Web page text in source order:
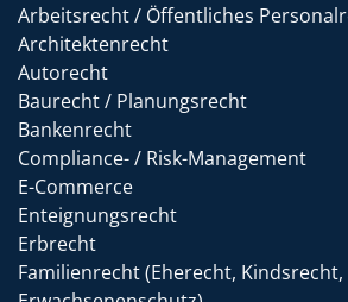
Arbeitsrecht / Öffentliches
Architektenrecht
Autorecht
Baurecht / Planungsrecht
Bankenrecht
Compliance- / Risk-Management
E-Commerce
Enteignungsrecht
Erbrecht
Familienrecht (Eherecht, Kindsrecht,